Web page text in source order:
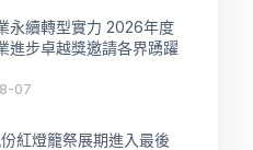
永續轉型實力 2026年度
進步卓越獎邀請各界踴躍
07
紅燈籠祭展期進入最後